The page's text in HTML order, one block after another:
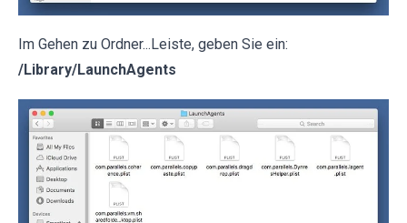
Im Gehen zu Ordner...Leiste, geben Sie ein:
/Library/LaunchAgents